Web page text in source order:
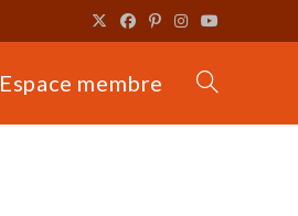
Espace membre Toggle